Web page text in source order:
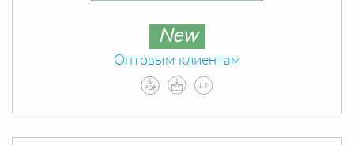
New
Оптовым клиентам